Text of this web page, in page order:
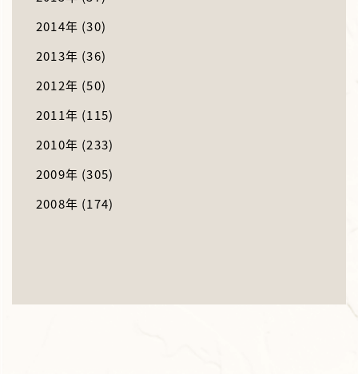
2014年 (30)
2013年 (36)
2012年 (50)
2011年 (115)
2010年 (233)
2009年 (305)
2008年 (174)